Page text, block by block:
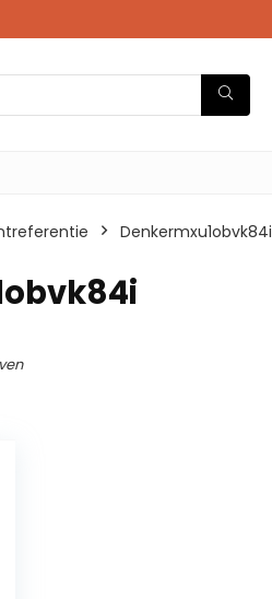
Denkermxu1obvk84i